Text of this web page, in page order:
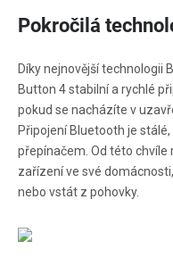
Pokročilá
Díky nejnovější technologii
Button 4 stabilní a rychlé
pokud se nacházíte v
Připojení Bluetooth je
přepínačem. Od této
zařízení ve své
nebo vstát z pohovky.